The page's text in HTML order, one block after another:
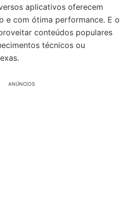
aplicativos oferecem
e com ótima performance. E o
conteúdos populares
técnicos ou
ANÚNCIOS